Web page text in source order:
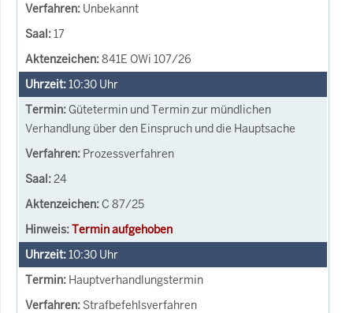
Unbekannt
17
841E OWi 107/26
10:30 Uhr
Gütetermin und Termin zur mündlichen
Verhandlung über den Einspruch und die Hauptsache
Prozessverfahren
24
C 87/25
Termin aufgehoben
10:30 Uhr
Hauptverhandlungstermin
Strafbefehlsverfahren